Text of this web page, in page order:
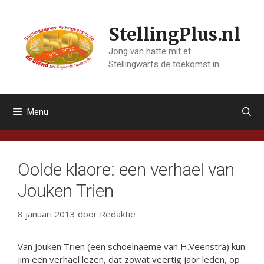
inhoud
StellingPlus.nl
Jong van hatte mit et
Stellingwarfs de toekomst in
Menu
Oolde klaore: een verhael van
Jouken Trien
8 januari 2013 door Redaktie
Van Jouken Trien (een schoelnaeme van H.Veenstra) kun
jim een verhael lezen, dat zowat veertig jaor leden, op